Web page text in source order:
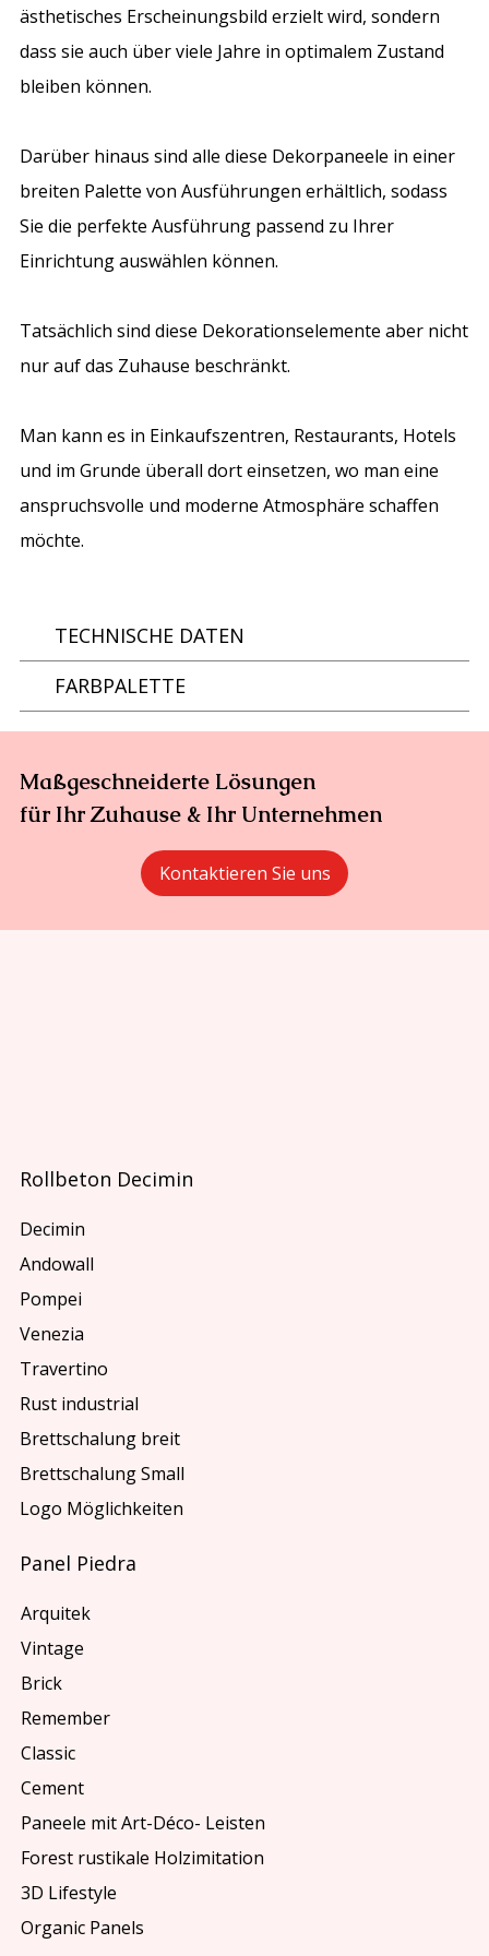
ästhetisches Erscheinungsbild erzielt wird, sondern
dass sie auch über viele Jahre in optimalem Zustand
bleiben können.
Darüber hinaus sind alle diese Dekorpaneele in einer
breiten Palette von Ausführungen erhältlich, sodass
Sie die perfekte Ausführung passend zu Ihrer
Einrichtung auswählen können.
Tatsächlich sind diese Dekorationselemente aber nicht
nur auf das Zuhause beschränkt.
Man kann es in Einkaufszentren, Restaurants, Hotels
und im Grunde überall dort einsetzen, wo man eine
anspruchsvolle und moderne Atmosphäre schaffen
möchte.
TECHNISCHE DATEN
FARBPALETTE
Maßgeschneiderte Lösungen
für Ihr Zuhause & Ihr Unternehmen
Kontaktieren Sie uns
Rollbeton Decimin
Decimin
Andowall
Pompei
Venezia
Travertino
Rust industrial
Brettschalung breit
Brettschalung Small
Logo Möglichkeiten
Panel Piedra
Arquitek
Vintage
Brick
Remember
Classic
Cement
Paneele mit Art-Déco- Leisten
Forest rustikale Holzimitation
3D Lifestyle
Organic Panels